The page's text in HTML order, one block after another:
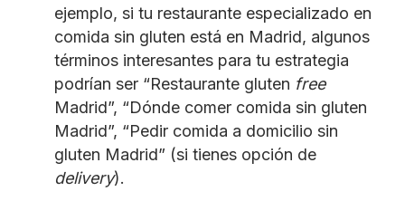
ejemplo, si tu restaurante especializado en
comida sin gluten está en Madrid, algunos
términos interesantes para tu estrategia
podrían ser “Restaurante gluten free
Madrid”, “Dónde comer comida sin gluten
Madrid”, “Pedir comida a domicilio sin
gluten Madrid” (si tienes opción de
delivery).